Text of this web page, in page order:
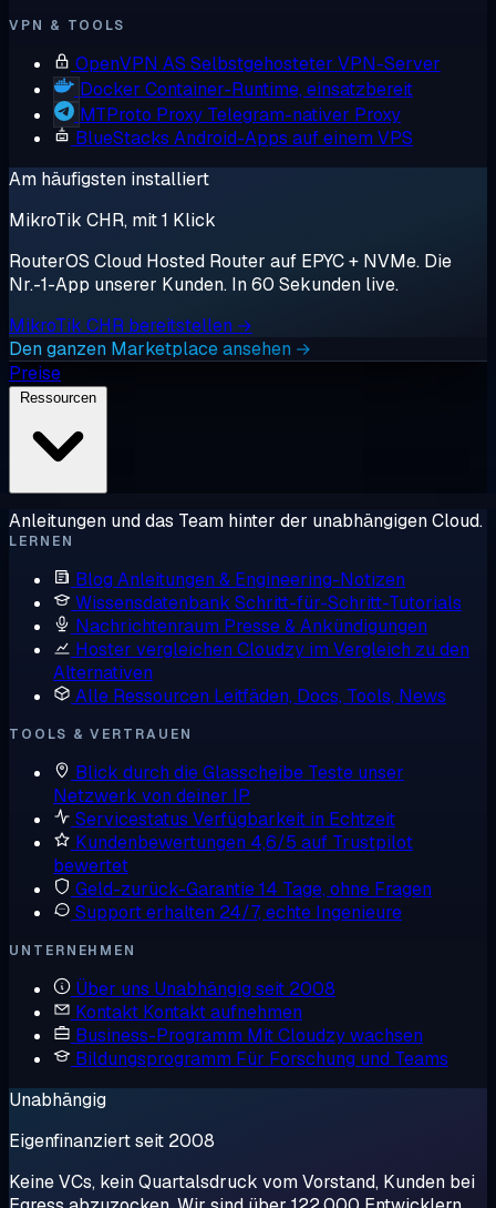
VPN & TOOLS
OpenVPN AS Selbstgehosteter VPN-Server
Docker Container-Runtime, einsatzbereit
MTProto Proxy Telegram-nativer Proxy
BlueStacks Android-Apps auf einem VPS
Am häufigsten installiert
MikroTik CHR, mit 1 Klick
RouterOS Cloud Hosted Router auf EPYC + NVMe. Die
Nr.-1-App unserer Kunden. In 60 Sekunden live.
MikroTik CHR bereitstellen →
Den ganzen Marketplace ansehen →
Preise
Anleitungen und das Team hinter der unabhängigen Cloud.
LERNEN
Blog Anleitungen & Engineering-Notizen
Wissensdatenbank Schritt-für-Schritt-Tutorials
Nachrichtenraum Presse & Ankündigungen
Hoster vergleichen Cloudzy im Vergleich zu den
Alternativen
Alle Ressourcen Leitfäden, Docs, Tools, News
TOOLS & VERTRAUEN
Blick durch die Glasscheibe Teste unser
Netzwerk von deiner IP
Servicestatus Verfügbarkeit in Echtzeit
Kundenbewertungen 4,6/5 auf Trustpilot
bewertet
Geld-zurück-Garantie14 Tage, ohne Fragen
Support erhalten 24/7, echte Ingenieure
UNTERNEHMEN
Über uns Unabhängig seit 2008
Kontakt Kontakt aufnehmen
Business-Programm Mit Cloudzy wachsen
Bildungsprogramm Für Forschung und Teams
Unabhängig
Eigenfinanziert seit 2008
Keine VCs, kein Quartalsdruck vom Vorstand, Kunden bei